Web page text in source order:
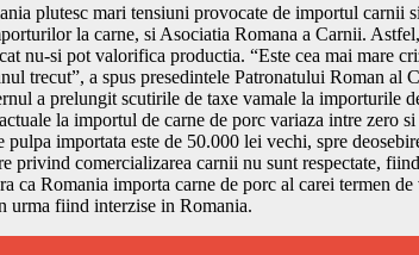
plutesc mari tensiuni provocate de importul carnii
la carne, si Asociatia Romana a Carnii.
nu-si pot valorifica productia. “Este cea mai
trecut”, a spus presedintele Patronatului Roman al
a prelungit scutirile de taxe vamale la importurile
la importul de carne de porc variaza intre zero
importata este de 50.000 lei vechi, spre
privind comercializarea carnii nu sunt respectate,
ca Romania importa carne de porc al carei termen
urma fiind interzise in Romania.